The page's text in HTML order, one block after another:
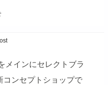
メインにセレクトブラ
コンセプトショップで